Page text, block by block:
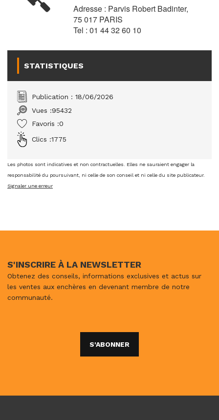
Adresse : Parvis Robert Badinter,
75 017 PARIS
Tel : 01 44 32 60 10
STATISTIQUES
Publication : 18/06/2026
Vues :95432
Favoris :0
Clics :1775
Les photos sont indicatives et non contractuelles. Elles ne sauraient engager la
responsabilité du poursuivant, ni celle de son conseil et ni celle du site publicateur.
Signaler une erreur
S'INSCRIRE À LA NEWSLETTER
Obtenez des conseils, informations exclusives et actus sur
les ventes aux enchères en devenant membre de notre
communauté.
S'ABONNER